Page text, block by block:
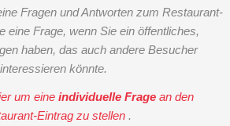
Fragen und Antworten zum Restaurant-
eine Frage, wenn Sie ein öffentliches,
haben, das auch andere Besucher
interessieren könnte.
um eineindividuelle Frage an den
Eintrag zu stellen .